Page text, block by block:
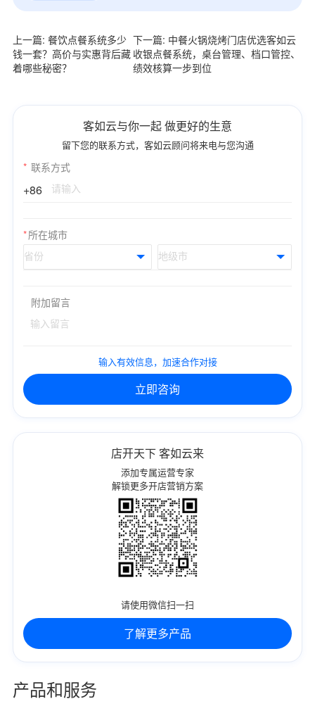
上一篇: 餐饮点餐系统多少
钱一套？高价与实惠背后藏
着哪些秘密？
下一篇: 中餐火锅烧烤门店优选客如云
收银点餐系统，桌台管理、档口管控、
绩效核算一步到位
客如云与你一起 做更好的生意
留下您的联系方式，客如云顾问将来电与您沟通
* 联系方式
+86
*所在城市
附加留言
输入有效信息，加速合作对接
立即咨询
店开天下 客如云来
添加专属运营专家
解锁更多开店营销方案
请使用微信扫一扫
了解更多产品
产品和服务